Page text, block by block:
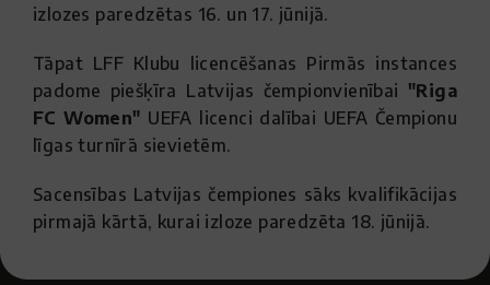
izlozes paredzētas 16. un 17. jūnijā.
Tāpat LFF Klubu licencēšanas Pirmās instances
padome piešķīra Latvijas čempionvienībai "Riga
FC Women" UEFA licenci dalībai UEFA Čempionu
līgas turnīrā sievietēm.
Sacensības Latvijas čempiones sāks kvalifikācijas
pirmajā kārtā, kurai izloze paredzēta 18. jūnijā.